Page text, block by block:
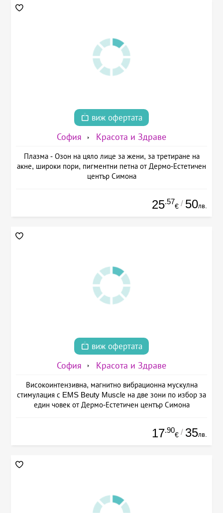
виж офертата
София Красота и Здраве
Плазма - Озон на цяло лице за жени, за третиране на
акне, широки пори, пигментни петна от Дермо-Естетичен
център Симона
25.57
€ / 50лв.
виж офертата
София Красота и Здраве
Високоинтензивна, магнитно вибрационна мускулна
стимулация с EMS Beuty Musclе на две зони по избор за
един човек от Дермо-Естетичен център Симона
17.90
€ / 35лв.